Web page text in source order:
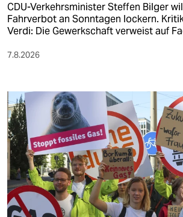
CDU-Verkehrsminister Steffen Bilger
Fahrverbot an Sonntagen lockern.
Verdi: Die Gewerkschaft verweist auf
7.8.2026